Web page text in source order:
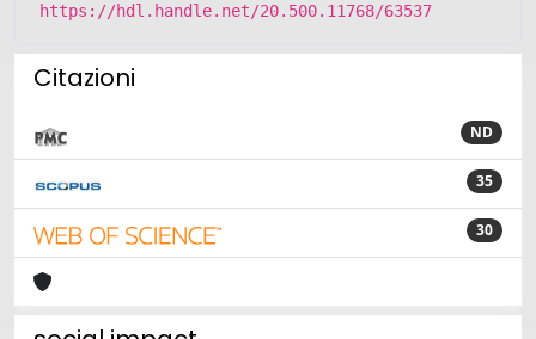
https://hdl.handle.net/20.500.11768/63537
Citazioni
ND
35
30